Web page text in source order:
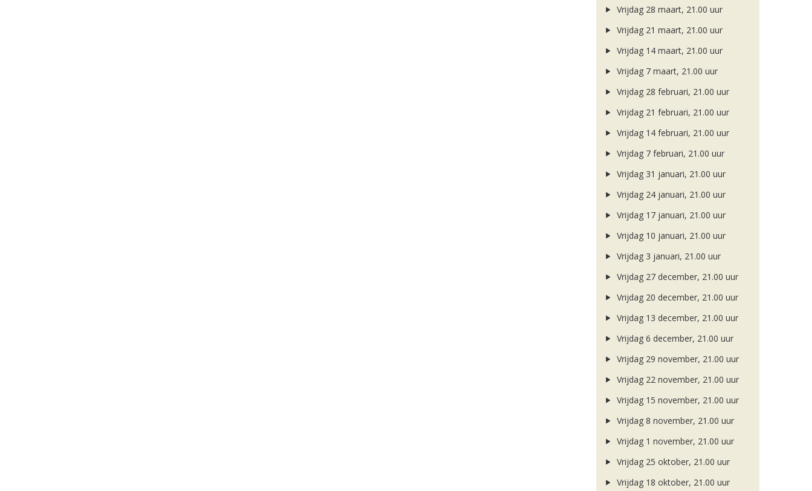
Vrijdag 28 maart, 21.00 uur
Vrijdag 21 maart, 21.00 uur
Vrijdag 14 maart, 21.00 uur
Vrijdag 7 maart, 21.00 uur
Vrijdag 28 februari, 21.00 uur
Vrijdag 21 februari, 21.00 uur
Vrijdag 14 februari, 21.00 uur
Vrijdag 7 februari, 21.00 uur
Vrijdag 31 januari, 21.00 uur
Vrijdag 24 januari, 21.00 uur
Vrijdag 17 januari, 21.00 uur
Vrijdag 10 januari, 21.00 uur
Vrijdag 3 januari, 21.00 uur
Vrijdag 27 december, 21.00 uur
Vrijdag 20 december, 21.00 uur
Vrijdag 13 december, 21.00 uur
Vrijdag 6 december, 21.00 uur
Vrijdag 29 november, 21.00 uur
Vrijdag 22 november, 21.00 uur
Vrijdag 15 november, 21.00 uur
Vrijdag 8 november, 21.00 uur
Vrijdag 1 november, 21.00 uur
Vrijdag 25 oktober, 21.00 uur
Vrijdag 18 oktober, 21.00 uur